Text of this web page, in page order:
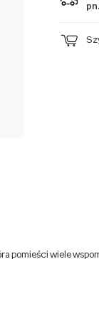
pomieści wiele